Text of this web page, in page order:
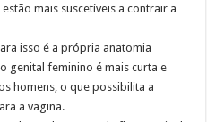
mais suscetíveis a contrair a
isso é a própria anatomia
genital feminino é mais curta e
homens, o que possibilita a
a vagina.